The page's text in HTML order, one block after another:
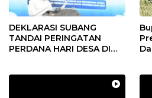
DEKLARASI SUBANG
TANDAI PERINGATAN
PERDANA HARI DESA DI